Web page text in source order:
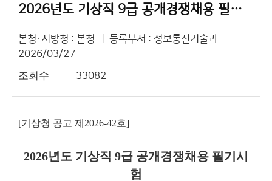
2026년도 기상직 9급 공개경쟁채용 필기시험 일시·장소 및 응시자 준수사항 공고
본청·지방청 : 본청
등록부서 : 정보통신기술과
2026/03/27
조회수 33082
[기상청 공고 제2026-42호]
2026년도 기상직 9급 공개경쟁채용 필기시
험